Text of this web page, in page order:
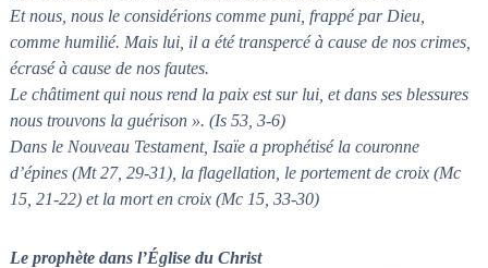
Et nous, nous le considérions comme puni, frappé par Dieu,
comme humilié. Mais lui, il a été transpercé à cause de nos crimes,
écrasé à cause de nos fautes.
Le châtiment qui nous rend la paix est sur lui, et dans ses blessures
nous trouvons la guérison ». (Is 53, 3-6)
Dans le Nouveau Testament, Isaïe a prophétisé la couronne
d’épines (Mt 27, 29-31), la flagellation, le portement de croix (Mc
15, 21-22) et la mort en croix (Mc 15, 33-30)
Le prophète dans l’Église du Christ